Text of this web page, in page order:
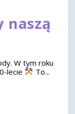
naszą
W tym roku
lecie
To...